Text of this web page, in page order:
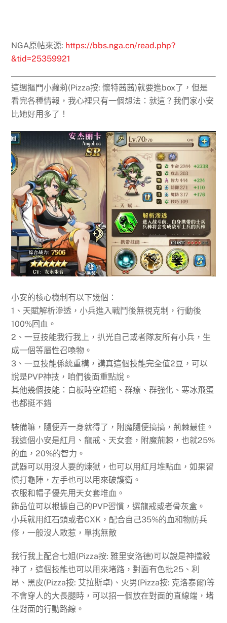
NGA原帖來源: https://bbs.nga.cn/read.php?
&tid=25359921
這週摳門小蘿莉(Pizza按: 懷特茜茜)就要進box了，但是
看完各種情報，我心裡只有一個想法：就這？我們家小安
比她好用多了！
小安的核心機制有以下幾個：
1、天賦解析滲透，小兵進入戰鬥後無視克制，行動後
100%回血。
2、一豆技能我行我上，扒光自己或者隊友所有小兵，生
成一個等屬性召喚物。
3、一豆技能係統重構，講真這個技能完全值2豆，可以
說是PVP神技，咱們後面重點說。
其他幾個技能：白板時空超絕、群療、群強化、寒冰飛蛋
也都挺不錯
裝備嘛，隨便弄一身就得了，附魔隨便搞搞，荊棘最佳。
我這個小安是紅月、龍戒、天女套，附魔荊棘，也就25%
的血，20%的智力。
武器可以用沒人要的煉獄，也可以用紅月堆點血，如果習
慣打龜陣，左手也可以用來破護衛。
衣服和帽子優先用天女套堆血。
飾品位可以根據自己的PVP習慣，選龍戒或者骨灰盒。
小兵就用紅石頭或者CXK，配合自己35%的血和物防兵
修，一般沒人敢惹，單挑無敵
我行我上配合七姐(Pizza按: 雅里安洛德)可以說是神擋殺
神了，這個技能也可以用來堵路，對面有色批25、利
昂、黑皮(Pizza按: 艾拉斯卓)、火男(Pizza按: 克洛泰爾)等
不會穿人的大長腿時，可以招一個放在對面的直線端，堵
住對面的行動路線。